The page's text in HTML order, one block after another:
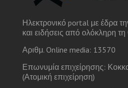
Ηλεκτρονικό portal με έδρα
και ειδήσεις από ολόκληρη
Αριθμ. Online media: 13570
Επωνυμία επιχείρησης:
(Ατομική επιχείρηση)